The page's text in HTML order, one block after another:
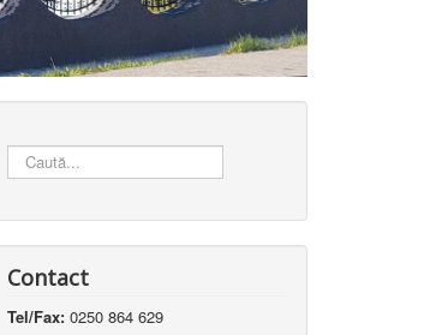
...
Contact
Tel/Fax: 0250 864 629